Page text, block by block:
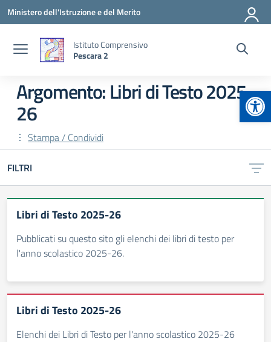
Vai ai contenuti
Vai al menu di navigazione
Vai al footer
Ministero dell'Istruzione e del Merito
Istituto Comprensivo
Pescara 2
Argomento: Libri di Testo 2025-
26
Stampa / Condividi
FILTRI
Libri di Testo 2025-26
Pubblicati su questo sito gli elenchi dei libri di testo per
l'anno scolastico 2025-26.
Libri di Testo 2025-26
Elenchi dei Libri di Testo per l'anno scolastico 2025-26